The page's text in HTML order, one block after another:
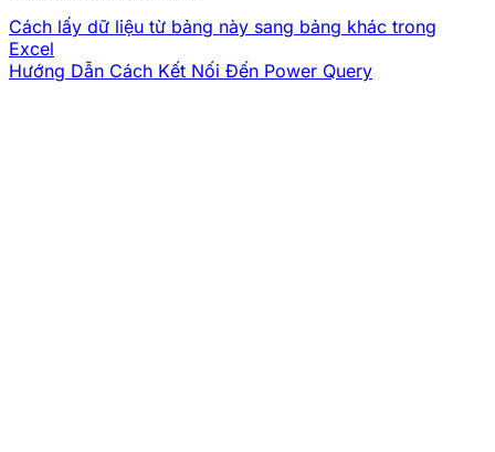
Cách lấy dữ liệu từ bảng này sang bảng khác trong
Excel
Hướng Dẫn Cách Kết Nối Đến Power Query